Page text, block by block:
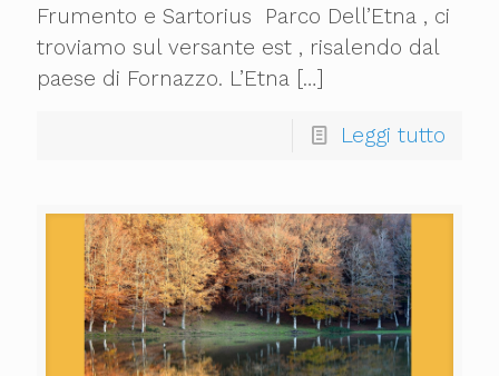
Frumento e Sartorius Parco Dell’Etna , ci
troviamo sul versante est , risalendo dal
paese di Fornazzo. L’Etna […]
Leggi tutto